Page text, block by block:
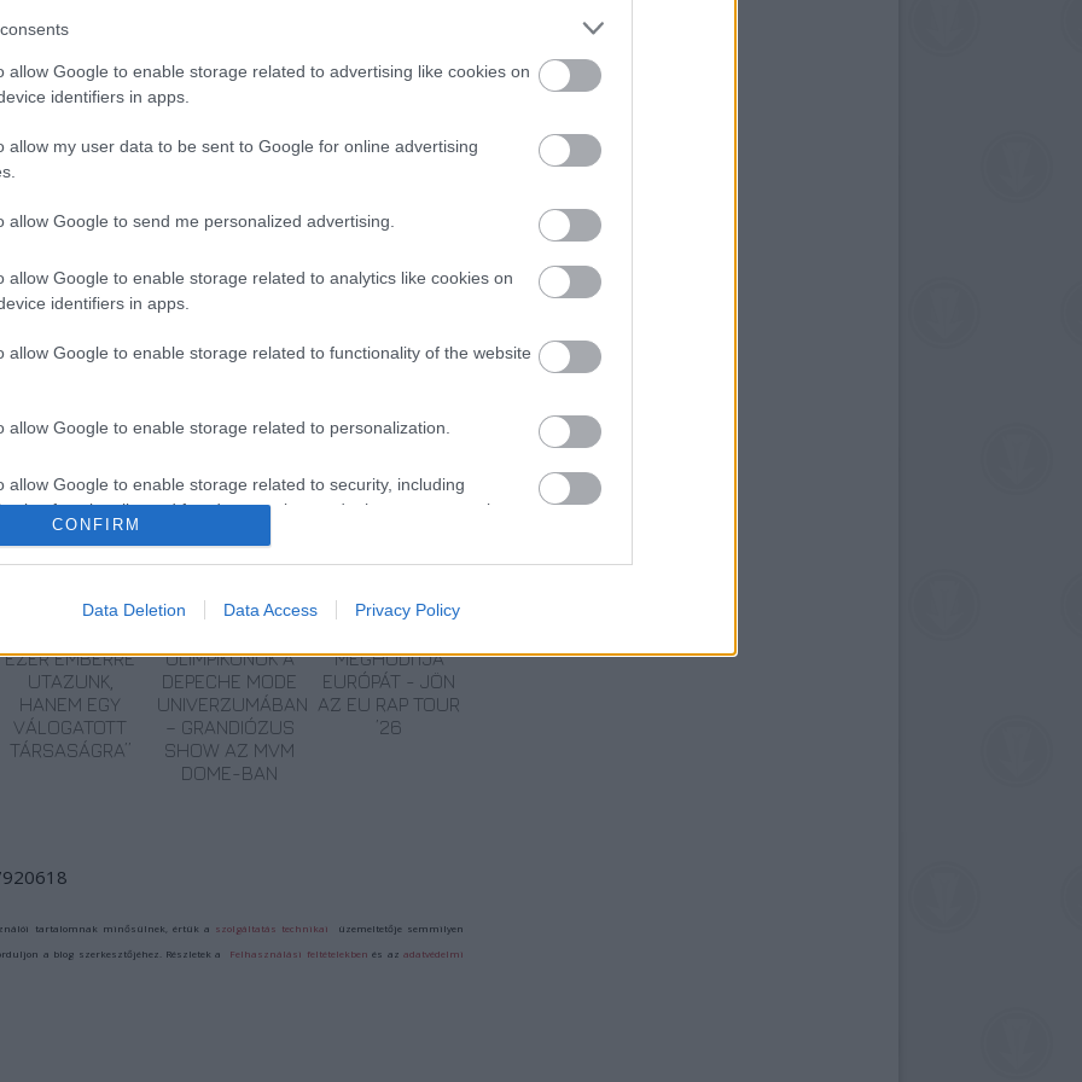
allow Google to enable storage related to advertising like cookies on
identifiers in apps.
allow my user data to be sent to Google for online advertising
allow Google to send me personalized advertising.
allow Google to enable storage related to analytics like cookies on
identifiers in apps.
allow Google to enable storage related to functionality of the website
allow Google to enable storage related to personalization.
allow Google to enable storage related to security, including
functionality and fraud prevention, and other user protection.
CONFIRM
Data Deletion Data Access Privacy Policy
kerítéssel körbevett alkalmi arénáján
tekintettel az eredetileg tervezett
lesz a városnyi parkban: az együttes jövő
időszak ez a Rolling Stones-nak, ugyanis a
fel a világ legnagyobb szabadtéri
mezején, százezres közönség előtt.
találása ugyanúgy régóta titkos és nagy
mint ahogy az is, hogy az együttes egyszer
EZER EMBERRE
UTAZUNK,
HANEM EGY
VÁLOGATOTT
TÁRSASÁGRA”
OLIMPIKONOK A
DEPECHE MODE
UNIVERZUMÁBAN
– GRANDIÓZUS
SHOW AZ MVM
DOME-BAN
MEGHÓDÍTJA
EURÓPÁT - JÖN
AZ EU RAP TOUR
’26
tartalomnak minősülnek, értük a szolgáltatás technikai üzemeltetője semmilyen
a blog szerkesztőjéhez. Részletek a Felhasználási feltételekben és azadatvédelmi